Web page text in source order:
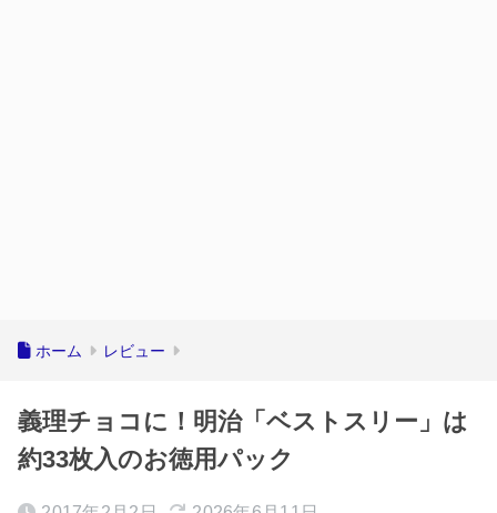
ホーム レビュー
義理チョコに！明治「ベストスリー」は
約33枚入のお徳用パック